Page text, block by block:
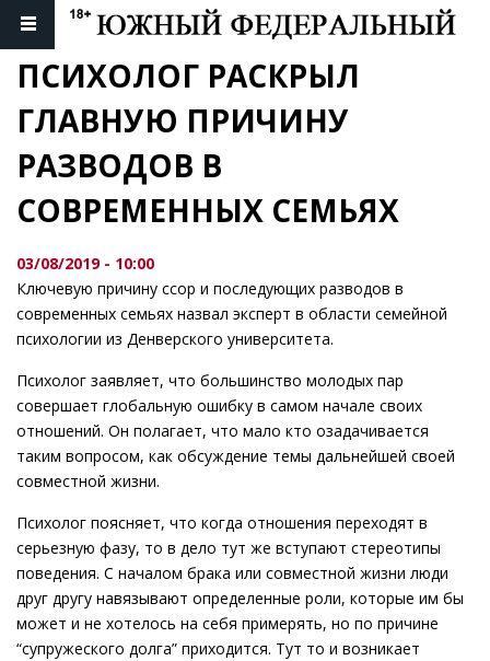
ПСИХОЛОГ РАСКРЫЛ
ГЛАВНУЮ ПРИЧИНУ
РАЗВОДОВ В
СОВРЕМЕННЫХ СЕМЬЯХ
03/08/2019 - 10:00
Ключевую причину ссор и последующих разводов в
современных семьях назвал эксперт в области семейной
психологии из Денверского университета.
Психолог заявляет, что большинство молодых пар
совершает глобальную ошибку в самом начале своих
отношений. Он полагает, что мало кто озадачивается
таким вопросом, как обсуждение темы дальнейшей своей
совместной жизни.
Психолог поясняет, что когда отношения переходят в
серьезную фазу, то в дело тут же вступают стереотипы
поведения. С началом брака или совместной жизни люди
друг другу навязывают определенные роли, которые им бы
может и не хотелось на себя примерять, но по причине
“супружеского долга” приходится. Тут то и возникает